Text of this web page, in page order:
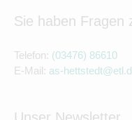
Sie haben Fragen
Telefon: (03476) 86610
E-Mail: as-